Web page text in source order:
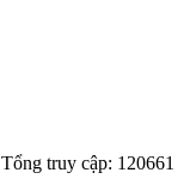
Tổng truy cập: 120661